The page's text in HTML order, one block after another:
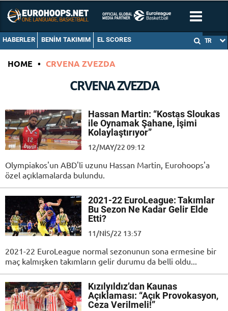
HABERLER BENIM TAKIMIM EL SCORES TR
HOME • CRVENA ZVEZDA
CRVENA ZVEZDA
Hassan Martin: “Kostas Sloukas
ile Oynamak Şahane, İşimi
Kolaylaştırıyor”
12/MAY/22 09:12
Olympiakos'un ABD'li uzunu Hassan Martin, Eurohoops'a
özel açıklamalarda bulundu.
2021-22 EuroLeague: Takımlar
Bu Sezon Ne Kadar Gelir Elde
Etti?
11/NIS/22 13:57
2021-22 EuroLeague normal sezonunun sona ermesine bir
maç kalmışken takımların gelir durumu da belli oldu...
Kızılyıldız’dan Kaunas
Açıklaması: “Açık Provokasyon,
Ceza Verilmeli!”